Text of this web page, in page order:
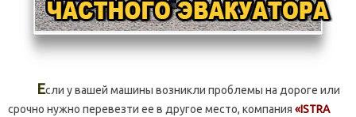
Если у вашей машины возникли проблемы на дороге или
срочно нужно перевезти ее в другое место, компания «ISTRA